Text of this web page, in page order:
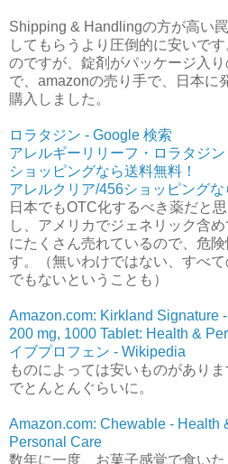
Shipping & Handlingの方が高い
してもらうより圧倒的に安いで
のですが、錠剤がパッケージ入
で、amazonの売り手で、日本に
購入しました。
ロラタジン - Google 検索
アレルギーリリーフ・ロラタジ
ショッピングなら送料無料！
アレルクリア/456ショッピングな
日本でもOTC化するべき薬だと
し、アメリカでジェネリック含
にたくさん売れているので、危
す。（無いわけではない、すべ
でもないということも）
Amazon.com: Kirkland Signature
200 mg, 1000 Tablet: Health &
イブプロフェン - Wikipedia
ものによっては安いものがあり
でとんとんぐらいに。
Amazon.com: Chewable - Health
Personal Care
数年に一度、お菓子感覚で食い